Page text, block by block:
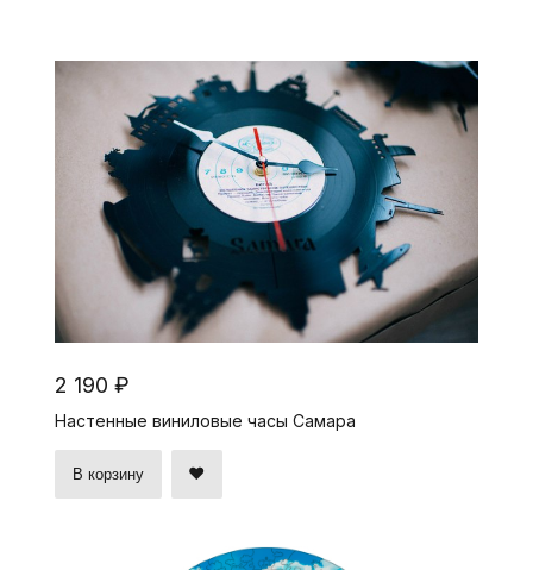
2 190 ₽
Настенные виниловые часы Самара
В корзину